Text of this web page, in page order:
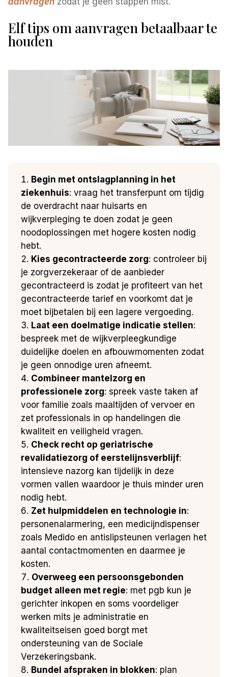
Elf tips om aanvragen betaalbaar te
houden
Begin met ontslagplanning in het
ziekenhuis: vraag het transferpunt om tijdig
de overdracht naar huisarts en
wijkverpleging te doen zodat je geen
noodoplossingen met hogere kosten nodig
hebt.
Kies gecontracteerde zorg: controleer bij
je zorgverzekeraar of de aanbieder
gecontracteerd is zodat je profiteert van het
gecontracteerde tarief en voorkomt dat je
moet bijbetalen bij een lagere vergoeding.
Laat een doelmatige indicatie stellen:
bespreek met de wijkverpleegkundige
duidelijke doelen en afbouwmomenten zodat
je geen onnodige uren afneemt.
Combineer mantelzorg en
professionele zorg: spreek vaste taken af
voor familie zoals maaltijden of vervoer en
zet professionals in op handelingen die
kwaliteit en veiligheid vragen.
Check recht op geriatrische
revalidatiezorg of eerstelijnsverblijf:
intensieve nazorg kan tijdelijk in deze
vormen vallen waardoor je thuis minder uren
nodig hebt.
Zet hulpmiddelen en technologie in:
personenalarmering, een medicijndispenser
zoals Medido en antislipsteunen verlagen het
aantal contactmomenten en daarmee je
kosten.
Overweeg een persoonsgebonden
budget alleen met regie: met pgb kun je
gerichter inkopen en soms voordeliger
werken mits je administratie en
kwaliteitseisen goed borgt met
ondersteuning van de Sociale
Verzekeringsbank.
Bundel afspraken in blokken: plan